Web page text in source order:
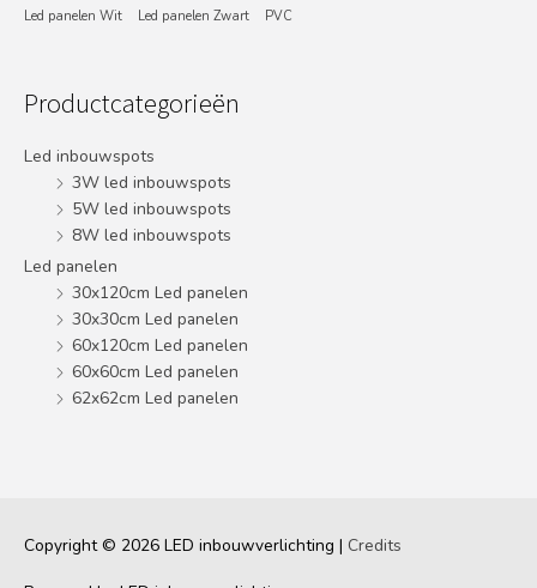
Led panelen Wit
Led panelen Zwart PVC
Productcategorieën
Led inbouwspots
3W led inbouwspots
5W led inbouwspots
8W led inbouwspots
Led panelen
30x120cm Led panelen
30x30cm Led panelen
60x120cm Led panelen
60x60cm Led panelen
62x62cm Led panelen
Copyright © 2026 LED inbouwverlichting | Credits